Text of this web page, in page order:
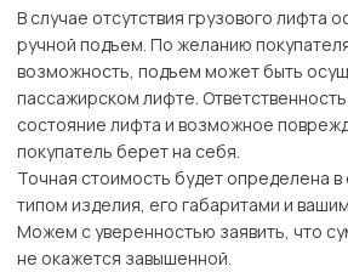
В случае отсутствия грузового лифта
ручной подъем. По желанию
возможность, подъем может быть
пассажирском лифте.
состояние лифта и возможное
покупатель берет на себя.
Точная стоимость будет определена в
типом изделия, его габаритами и
Можем с уверенностью заявить, что
не окажется завышенной.